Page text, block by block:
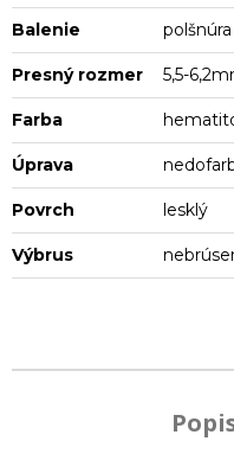
Balenie
Presný rozmer 5,5-
Farba
Úprava
Povrch lesklý
Výbrus